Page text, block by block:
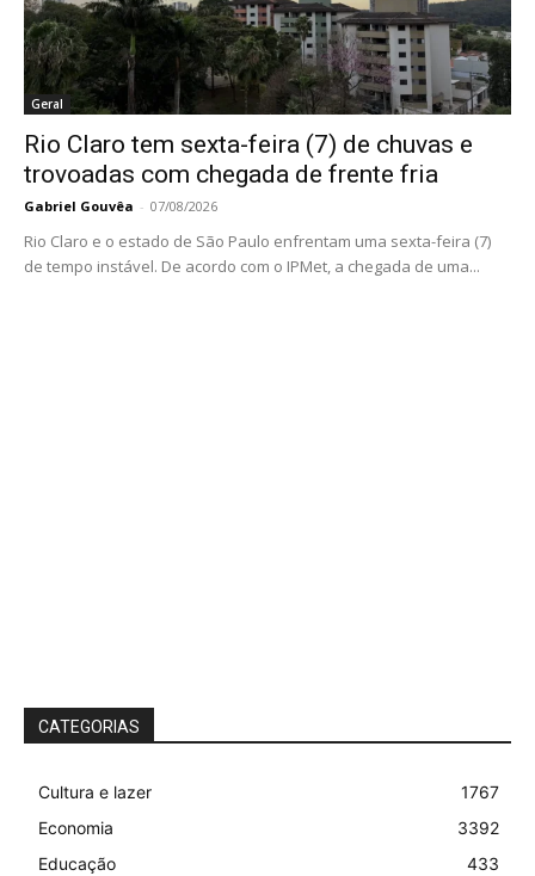
Geral
Rio Claro tem sexta-feira (7) de chuvas e
trovoadas com chegada de frente fria
Gabriel Gouvêa - 07/08/2026
Rio Claro e o estado de São Paulo enfrentam uma sexta-feira (7)
de tempo instável. De acordo com o IPMet, a chegada de uma...
CATEGORIAS
Cultura e lazer
1767
Economia
3392
Educação
433